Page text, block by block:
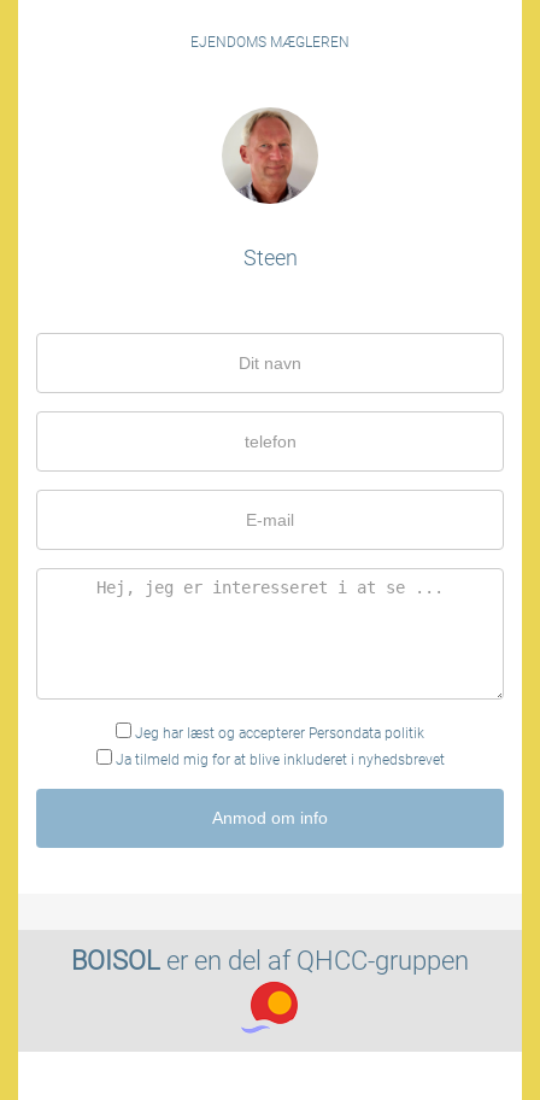
EJENDOMS MÆGLEREN
Steen
Jeg har læst og accepterer Persondata politik
Ja tilmeld mig for at blive inkluderet i nyhedsbrevet
Anmod om info
BOISOL er en del af QHCC-gruppen